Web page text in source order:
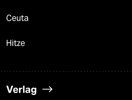
Ceuta
Hitze
Verlag